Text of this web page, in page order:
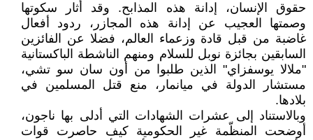
حقوق الإنسان، إدانة هذه المذابح. وقد أثار سكوتها
وصمتها العجيب عن إدانة هذه المجازر، ردود أفعال
غاضبة من قبل قادة وزعماء العالم، فضلا عن الفائزين
السابقين بجائزة نوبل للسلام ومنهم الناشطة الباكستانية
"ملالا يوسفزاي" الذين طلبوا من أون سان سو تشي،
مستشار الدولة في ميانمار، منع قتل المسلمين في
بلادها.
وبالاستناد إلى عشرات الشهادات التي أدلى بها ناجون،
أوضحت المنظّمة غير الحكومية كيف حاصرت قوات